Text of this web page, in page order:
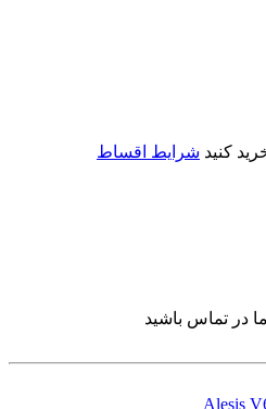
کنید شرایط اقساط
در تماس باشید